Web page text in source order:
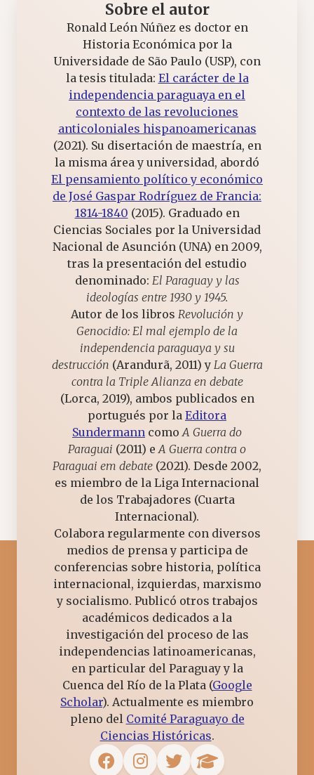
Sobre el autor
Ronald León Núñez es doctor en
Historia Económica por la
Universidade de São Paulo (USP), con
la tesis titulada: El carácter de la
independencia paraguaya en el
contexto de las revoluciones
anticoloniales hispanoamericanas
(2021). Su disertación de maestría, en
la misma área y universidad, abordó
El pensamiento político y económico
de José Gaspar Rodríguez de Francia:
1814-1840 (2015). Graduado en
Ciencias Sociales por la Universidad
Nacional de Asunción (UNA) en 2009,
tras la presentación del estudio
denominado: El Paraguay y las
ideologías entre 1930 y 1945.
Autor de los libros Revolución y
Genocidio: El mal ejemplo de la
independencia paraguaya y su
destrucción (Arandurã, 2011) y La Guerra
contra la Triple Alianza en debate
(Lorca, 2019), ambos publicados en
portugués por la Editora
Sundermann comoA Guerra do
Paraguai (2011) eA Guerra contra o
Paraguai em debate (2021). Desde 2002,
es miembro de la Liga Internacional
de los Trabajadores (Cuarta
Internacional).
Colabora regularmente con diversos
medios de prensa y participa de
conferencias sobre historia, política
internacional, izquierdas, marxismo
y socialismo. Publicó otros trabajos
académicos dedicados a la
investigación del proceso de las
independencias latinoamericanas,
en particular del Paraguay y la
Cuenca del Río de la Plata (Google
Scholar). Actualmente es miembro
pleno del Comité Paraguayo de
Ciencias Históricas.